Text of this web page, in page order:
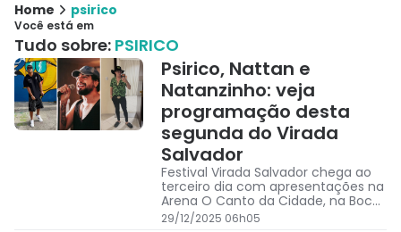
Home psirico
Você está em
Tudo sobre: PSIRICO
Psirico, Nattan e
Natanzinho: veja
programação desta
segunda do Virada
Salvador
Festival Virada Salvador chega ao
terceiro dia com apresentações na
Arena O Canto da Cidade, na Boca
do Rio
29/12/2025 06h05